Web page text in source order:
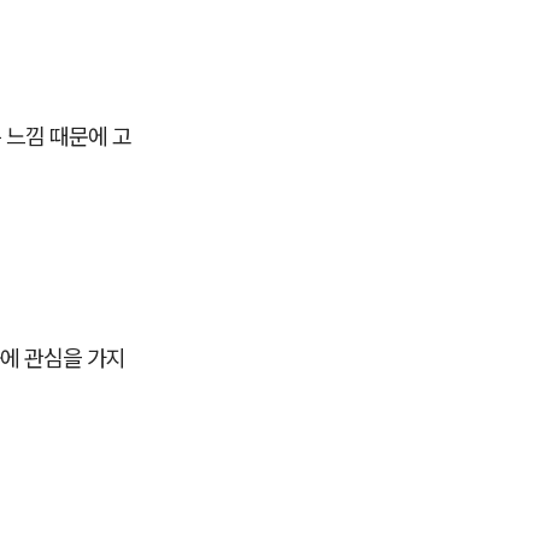
낌 때문에 고
에 관심을 가지